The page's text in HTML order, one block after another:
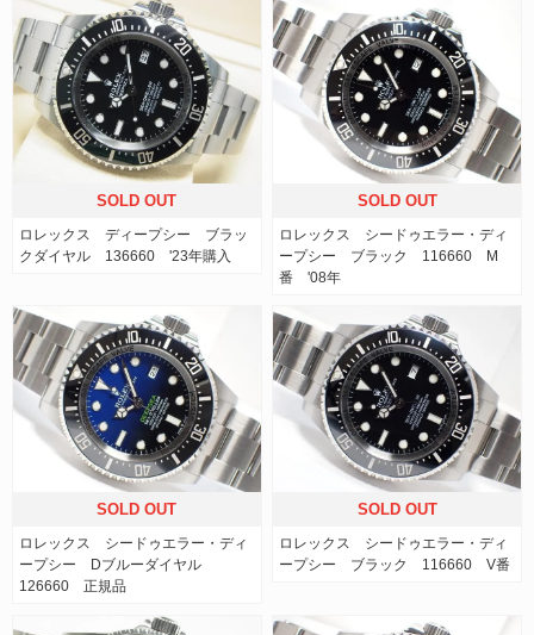
SOLD OUT
ロレックス ディープシー ブラッ
クダイヤル 136660 '23年購入
SOLD OUT
ロレックス シードゥエラー・ディ
ープシー ブラック 116660 M
番 '08年
SOLD OUT
ロレックス シードゥエラー・ディ
ープシー Dブルーダイヤル
126660 正規品
SOLD OUT
ロレックス シードゥエラー・ディ
ープシー ブラック 116660 V番